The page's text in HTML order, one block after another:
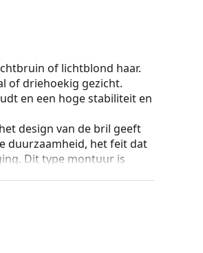
of lichtblond haar.
of driehoekig gezicht.
en een hoge stabiliteit en
design van de bril geeft
duurzaamheid, het feit dat
Dit type montuur is
zo voor meer
dan 90°, wat resulteert in